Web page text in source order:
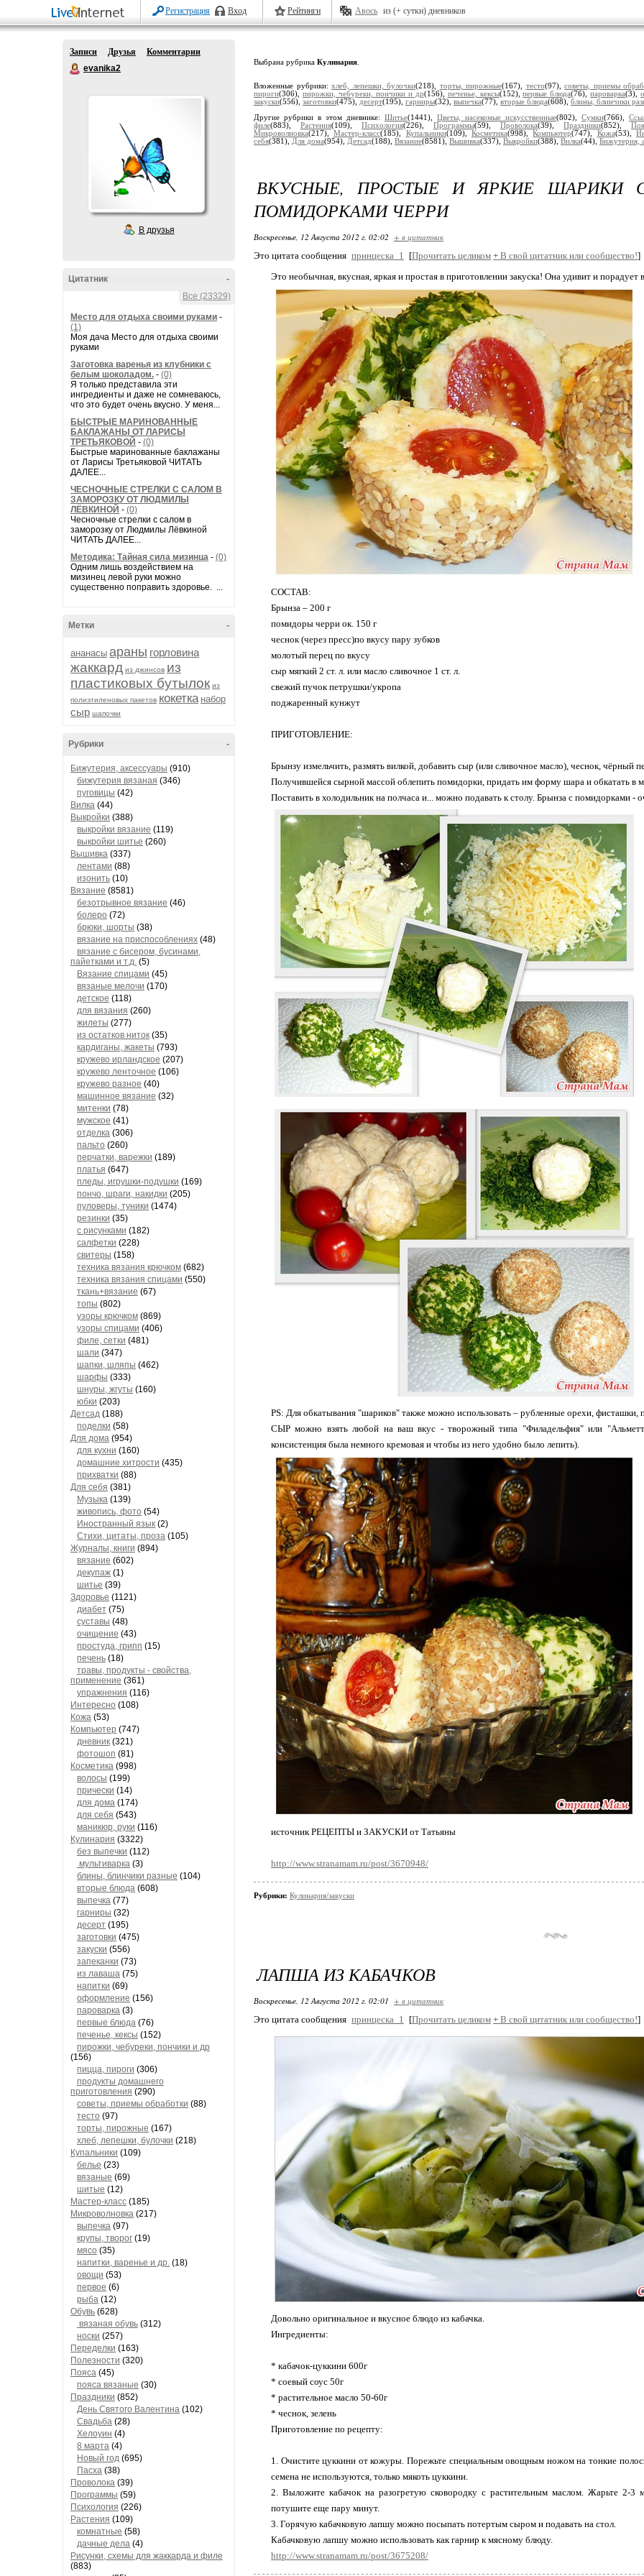
Регистрация Вход Рейтинги Авось из (+ сутки) дневников
Записи Друзья
Комментарии
evanika2
В друзья
-
Цитатник
Все (23329)
Место для отдыха своими руками -
(1)
Моя дача Место для отдыха своими
руками
Заготовка варенья из клубники с
белым шоколадом. - (0)
Я только представила эти
ингредиенты и даже не сомневаюсь,
что это будет очень вкусно. У меня...
БЫСТРЫЕ МАРИНОВАННЫЕ
БАКЛАЖАНЫ ОТ ЛАРИСЫ
ТРЕТЬЯКОВОЙ - (0)
Быстрые маринованные баклажаны
от Ларисы Третьяковой ЧИТАТЬ
ДАЛЕЕ...
ЧЕСНОЧНЫЕ СТРЕЛКИ С САЛОМ В
ЗАМОРОЗКУ ОТ ЛЮДМИЛЫ
ЛЁВКИНОЙ - (0)
Чесночные стрелки с салом в
заморозку от Людмилы Лёвкиной
ЧИТАТЬ ДАЛЕЕ...
Методика: Тайная сила мизинца - (0)
Одним лишь воздействием на
мизинец левой руки можно
существенно поправить здоровье. ...
-
Метки
ананасы араны горловина
жаккард из джинсов из
пластиковых бутылок из
полиэтиленовых пакетов кокетка набор
сыр шапочки
-
Рубрики
Бижутерия, аксессуары (910)
бижутерия вязаная (346)
пуговицы (42)
Вилка (44)
Выкройки (388)
выкройки вязание (119)
выкройки шитье (260)
Вышивка (337)
лентами (88)
изонить (10)
Вязание (8581)
безотрывное вязание (46)
болеро (72)
брюки, шорты (38)
вязание на приспособлениях (48)
вязание с бисером, бусинами,
пайетками и т.д. (5)
Вязание спицами (45)
вязаные мелочи (170)
детское (118)
для вязания (260)
жилеты (277)
из остатков ниток (35)
кардиганы, жакеты (793)
кружево ирландское (207)
кружево ленточное (106)
кружево разное (40)
машинное вязание (32)
митенки (78)
мужское (41)
отделка (306)
пальто (260)
перчатки, варежки (189)
платья (647)
пледы, игрушки-подушки (169)
пончо, шраги, накидки (205)
пуловеры, туники (1474)
резинки (35)
с рисунками (182)
салфетки (228)
свитеры (158)
техника вязания крючком (682)
техника вязания спицами (550)
ткань+вязание (67)
топы (802)
узоры крючком (869)
узоры спицами (406)
филе, сетки (481)
шали (347)
шапки, шляпы (462)
шарфы (333)
шнуры, жгуты (160)
юбки (203)
Детсад (188)
поделки (58)
Для дома (954)
для кухни (160)
домашние хитрости (435)
прихватки (88)
Для себя (381)
Музыка (139)
живопись, фото (54)
Иностранный язык (2)
Стихи, цитаты, проза (105)
Журналы, книги (894)
вязание (602)
декупаж (1)
шитье (39)
Здоровье (1121)
диабет (75)
суставы (48)
очищение (43)
простуда, грипп (15)
печень (18)
травы, продукты - свойства,
применение (361)
упражнения (116)
Интересно (108)
Кожа (53)
Компьютер (747)
дневник (321)
фотошоп (81)
Косметика (998)
волосы (199)
прически (14)
для дома (174)
для себя (543)
маникюр, руки (116)
Кулинария (3322)
без выпечки (112)
мультиварка (3)
блины, блинчики разные (104)
вторые блюда (608)
выпечка (77)
гарниры (32)
десерт (195)
заготовки (475)
закуски (556)
запеканки (73)
из лаваша (75)
напитки (69)
оформление (156)
пароварка (3)
первые блюда (76)
печенье, кексы (152)
пирожки, чебуреки, пончики и др
(156)
пицца, пироги (306)
продукты домашнего
приготовления (290)
советы, приемы обработки (88)
тесто (97)
торты, пирожные (167)
хлеб, лепешки, булочки (218)
Купальники (109)
белье (23)
вязаные (69)
шитые (12)
Мастер-класс (185)
Микроволновка (217)
выпечка (97)
крупы, творог (19)
мясо (35)
напитки, варенье и др. (18)
овощи (53)
первое (6)
рыба (12)
Обувь (628)
вязаная обувь (312)
носки (257)
Переделки (163)
Полезности (320)
Пояса (45)
пояса вязаные (30)
Праздники (852)
День Святого Валентина (102)
Свадьба (28)
Хелоуин (4)
8 марта (4)
Новый год (695)
Пасха (38)
Проволока (39)
Программы (59)
Психология (226)
Растения (109)
комнатные (58)
дачные дела (4)
Рисунки, схемы для жаккарда и филе
(883)
Выбрана рубрика Кулинария
Вложенные рубрики: хлеб, лепешки, булочки(218), торты, пирожные(167), тесто(97), советы, приемы
пироги(306), пирожки, чебуреки, пончики и др(156), печенье, кексы(152),первые блюда(76),пароварка(3),
закуски(556), заготовки(475), десерт(195), гарниры(32), выпечка(77), вторые блюда(608), блины, блинчики
Другие рубрики в этом дневнике: Шитье(1441), Цветы, насекомые искусственные(802), Сумки(766),
филе(883), Растения(109), Психология(226), Программы(59), Проволока(39), Праздники(852),
Микроволновка(217),Мастер-класс(185), Купальники(109), Косметика(998),Компьютер(747), Кожа(53),
себя(381), Для дома(954), Детсад(188), Вязание(8581), Вышивка(337), Выкройки(388), Вилка(44), Бижутерия,
ВКУСНЫЕ, ПРОСТЫЕ И ЯРКИЕ ШАРИКИ
ПОМИДОРКАМИ ЧЕРРИ
Воскресенье, 12 Августа 2012 г. 02:02 + в цитатник
Это цитата сообщения принцеска_1 [Прочитать целиком + В свой цитатник или сообщество!]
Это необычная, вкусная, яркая и простая в приготовлении закуска! Она удивит и порадует
СОСТАВ:
Брынза – 200 г
помидоры черри ок. 150 г
чеснок (через пресс)по вкусу пару зубков
молотый перец по вкусу
сыр мягкий 2 ст. л. или масло сливочное 1 ст. л.
свежий пучок петрушки/укропа
поджаренный кунжут
ПРИГОТОВЛЕНИE:
Брынзу измельчить, размять вилкой, добавить сыр (или сливочное масло), чеснок, чёрный
Получившейся сырной массой облепить помидорки, придать им форму шара и обкатать в
Поставить в холодильник на полчаса и... можно подавать к столу. Брынза с помидорками -
PS: Для обкатывания "шариков" также можно использовать – рубленные орехи, фисташки,
СЫР можно взять любой на ваш вкус - творожный типа "Филадельфия" или
консистенция была немного кремовая и чтобы из него удобно было лепить).
источник РЕЦЕПТЫ и ЗАКУСКИ от Татьяны
http://www.stranamam.ru/post/3670948/
Рубрики: Кулинария/закуски
ЛАПША ИЗ КАБАЧКОВ
Воскресенье, 12 Августа 2012 г. 02:01 + в цитатник
Это цитата сообщения принцеска_1 [Прочитать целиком + В свой цитатник или сообщество!]
Довольно оригинальное и вкусное блюдо из кабачка.
Ингредиенты:
* кабачок-цуккини 600г
* соевый соус 50г
* растительное масло 50-60г
* чеснок, зелень
Приготовление по рецепту:
1. Очистите цуккини от кожуры. Порежьте специальным овощным ножом на тонкие
семена не используются, только мякоть цуккини.
2. Выложите кабачок на разогретую сковородку с растительным маслом. Жарьте 2-3
потушите еще пару минут.
3. Горячую кабачковую лапшу можно посыпать потертым сыром и подавать на стол.
Кабачковую лапшу можно использовать как гарнир к мясному блюду.
http://www.stranamam.ru/post/3675208/